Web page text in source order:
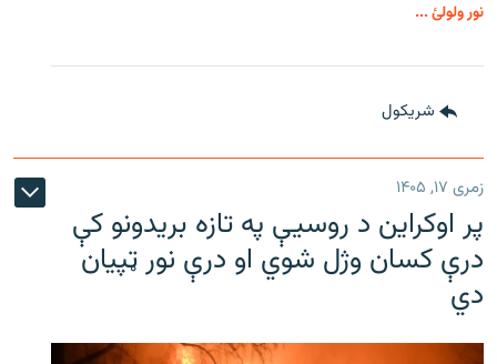
نور ولولئ ...
شريکول
زمری ۱۷, ۱۴۰۵
پر اوکراین د روسیې په تازه بریدونو کې
درې کسان وژل شوي او درې نور ټپیان
دي